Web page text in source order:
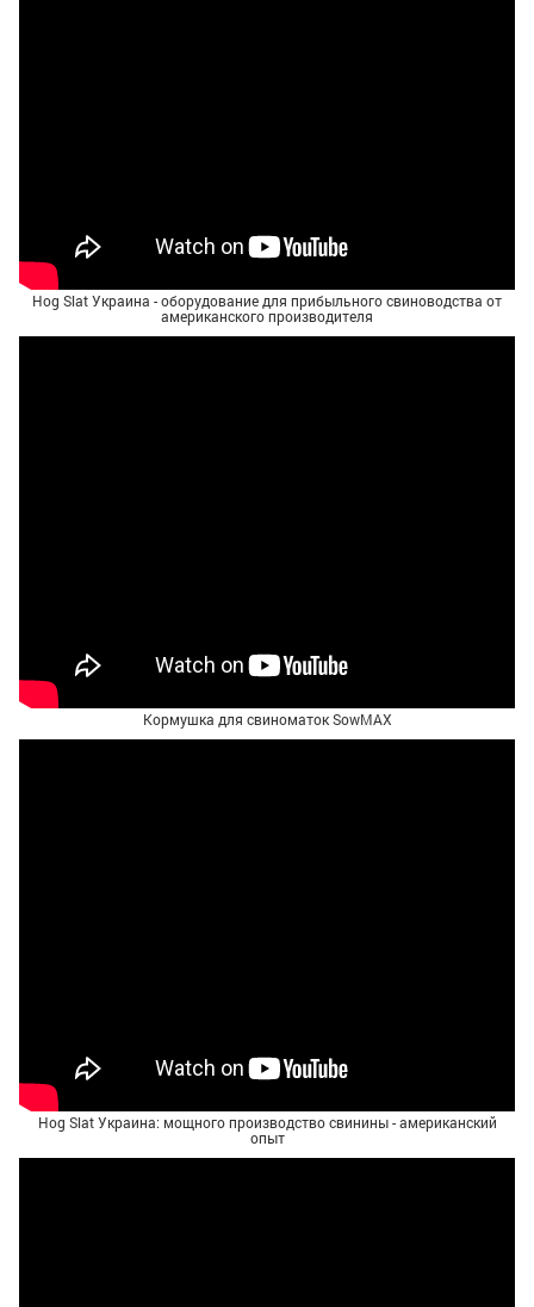
Hog Slat Украина - оборудование для прибыльного свиноводства от
американского производителя
Кормушка для свиноматок SowMAX
Hog Slat Украина: мощного производство свинины - американский
опыт